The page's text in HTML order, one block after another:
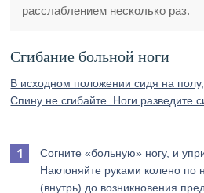
расслаблением несколько раз.
Сгибание больной ноги
В исходном положении сидя на полу,
Спину не сгибайте. Ноги разведите
Согните «больную» ногу, и
Наклоняйте руками колено по
(внутрь) до возникновения